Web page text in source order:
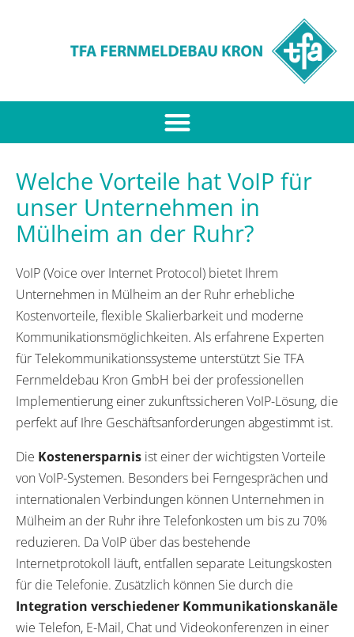
Welche Vorteile hat VoIP für
unser Unternehmen in
Mülheim an der Ruhr?
VoIP (Voice over Internet Protocol) bietet Ihrem
Unternehmen in Mülheim an der Ruhr erhebliche
Kostenvorteile, flexible Skalierbarkeit und moderne
Kommunikationsmöglichkeiten. Als erfahrene Experten
für Telekommunikationssysteme unterstützt Sie TFA
Fernmeldebau Kron GmbH bei der professionellen
Implementierung einer zukunftssicheren VoIP-Lösung, die
perfekt auf Ihre Geschäftsanforderungen abgestimmt ist.
Die Kostenersparnis ist einer der wichtigsten Vorteile
von VoIP-Systemen. Besonders bei Ferngesprächen und
internationalen Verbindungen können Unternehmen in
Mülheim an der Ruhr ihre Telefonkosten um bis zu 70%
reduzieren. Da VoIP über das bestehende
Internetprotokoll läuft, entfallen separate Leitungskosten
für die Telefonie. Zusätzlich können Sie durch die
Integration verschiedener Kommunikationskanäle
wie Telefon, E-Mail, Chat und Videokonferenzen in einer